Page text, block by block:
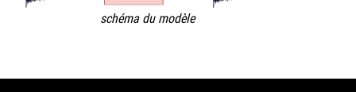
schéma du modèle